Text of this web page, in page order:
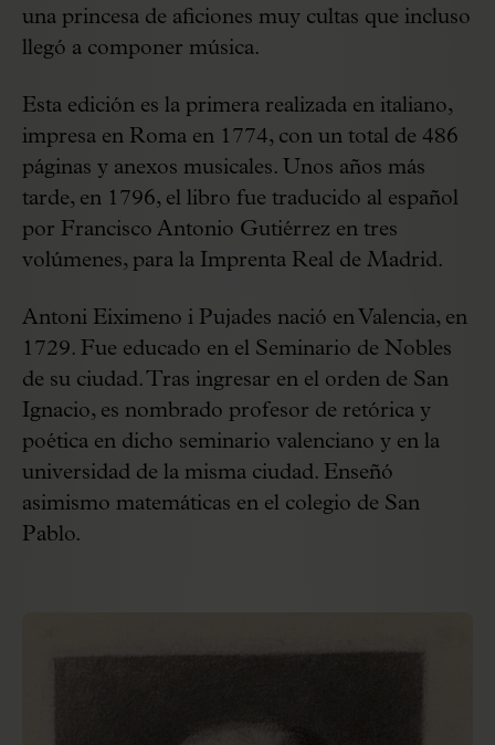
una princesa de aficiones muy cultas que incluso
llegó a componer música.
Esta edición es la primera realizada en italiano,
impresa en Roma en 1774, con un total de 486
páginas y anexos musicales. Unos años más
tarde, en 1796, el libro fue traducido al español
por Francisco Antonio Gutiérrez en tres
volúmenes, para la Imprenta Real de Madrid.
Antoni Eiximeno i Pujades nació en Valencia, en
1729. Fue educado en el Seminario de Nobles
de su ciudad. Tras ingresar en el orden de San
Ignacio, es nombrado profesor de retórica y
poética en dicho seminario valenciano y en la
universidad de la misma ciudad. Enseñó
asimismo matemáticas en el colegio de San
Pablo.